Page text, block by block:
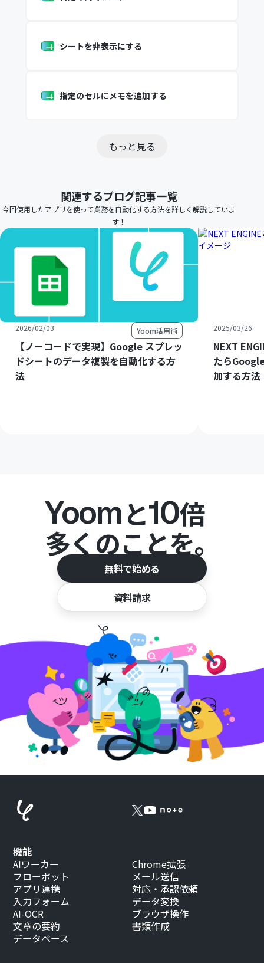
シートを非表示にする
指定のセルにメモを追加する
もっと見る
関連するブログ記事一覧
今回使用したアプリを使って業務を自動化する方法を詳しく解説していま
す！
2026/02/03 Yoom活用術
【ノーコードで実現】Google スプレッ
ドシートのデータ複製を自動化する方
法
2025/03/26
NEXT
たら
加する方法
Yoomと10倍
多くのことを。
無料で始める
資料請求
機能
AIワーカー
フローボット
アプリ連携
入力フォーム
AI-OCR
文章の要約
データベース
Chrome拡張
メール送信
対応・承認依頼
データ変換
ブラウザ操作
書類作成